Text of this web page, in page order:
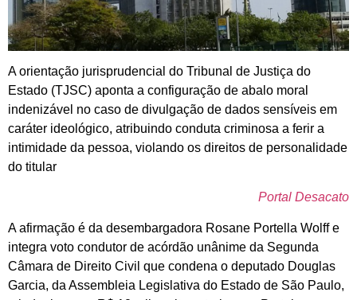
A orientação jurisprudencial do Tribunal de Justiça do
Estado (TJSC) aponta a configuração de abalo moral
indenizável no caso de divulgação de dados sensíveis em
caráter ideológico, atribuindo conduta criminosa a ferir a
intimidade da pessoa, violando os direitos de personalidade
do titular
Portal Desacato
A afirmação é da desembargadora Rosane Portella Wolff e
integra voto condutor de acórdão unânime da Segunda
Câmara de Direito Civil que condena o deputado Douglas
Garcia, da Assembleia Legislativa do Estado de São Paulo,